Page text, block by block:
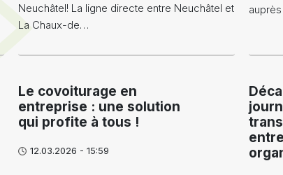
Neuchâtel! La ligne directe entre Neuchâtel et
La Chaux-de…
Le covoiturage en
entreprise : une solution
qui profite à tous !
12.03.2026 - 15:59